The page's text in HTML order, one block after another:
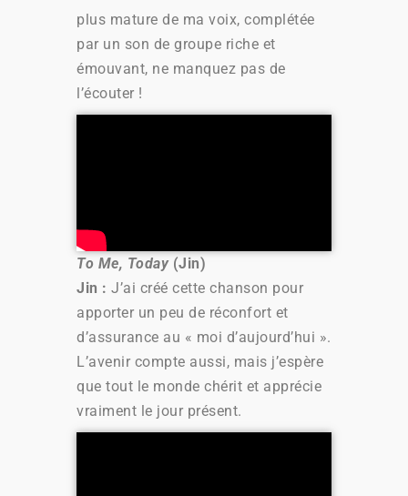
plus mature de ma voix, complétée
par un son de groupe riche et
émouvant, ne manquez pas de
l’écouter !
To Me, Today (Jin)
Jin : J’ai créé cette chanson pour
apporter un peu de réconfort et
d’assurance au « moi d’aujourd’hui ».
L’avenir compte aussi, mais j’espère
que tout le monde chérit et apprécie
vraiment le jour présent.